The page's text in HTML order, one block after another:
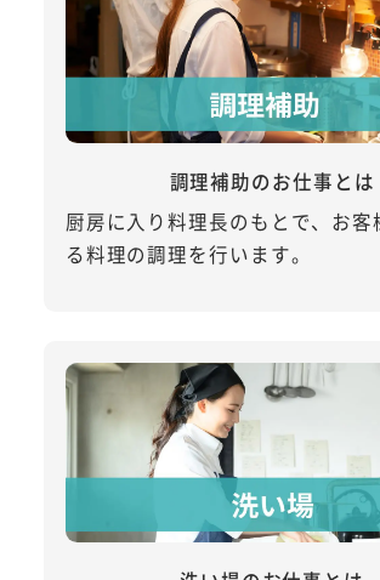
調理補助のお仕事とは
厨房に入り料理長のもとで、お客
る料理の調理を行います。